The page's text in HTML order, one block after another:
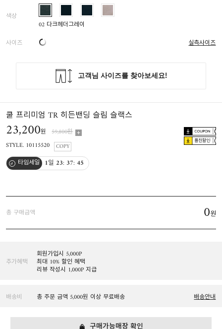
색상
02 다크헤더그레이
사이즈
실측사이즈
쿨 프리미엄 TR 히든밴딩 슬림 슬랙스
23,200원 59,800원
플친할인
STYLE. 10115520 COPY
타임세일 1일 23: 37: 44
총 구매금액 0원
추가혜택
회원가입시 5,000P
최대 10% 할인 혜택
리뷰 작성시 1,000P 지급
배송비 총 주문 금액 5,000원 이상 무료배송 배송안내